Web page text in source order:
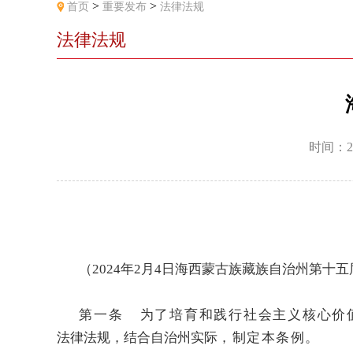
首页 > 重要发布 > 法律法规
法律法规
时间：
（2024年2月4日海西蒙古族藏族自治州第十
第一条
为了培育和践行社会主义核心
法律法规，结合自治州实际 ，制定本条例。